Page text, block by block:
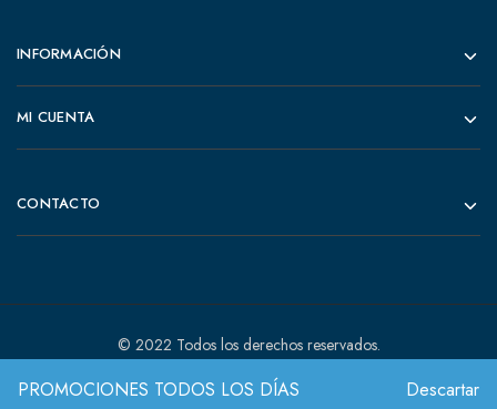
PROMOCIONES TODOS LOS DÍAS Descartar
INFORMACIÓN
MI CUENTA
CONTACTO
© 2022 Todos los derechos reservados.